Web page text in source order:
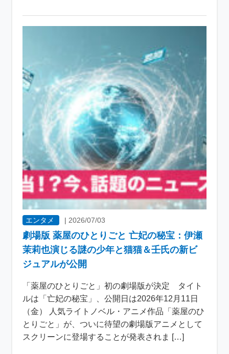
エンタメ |2026/07/03
劇場版 薬屋のひとりごと 亡妃の秘宝：伊瀬
茉莉也演じる謎の少年と猫猫＆壬氏の新ビ
ジュアルが公開
「薬屋のひとりごと」初の劇場版が決定 タイト
ルは「亡妃の秘宝」、公開日は2026年12月11日
（金） 人気ライトノベル・アニメ作品「薬屋のひ
とりごと」が、ついに待望の劇場版アニメとして
スクリーンに登場することが発表されま […]